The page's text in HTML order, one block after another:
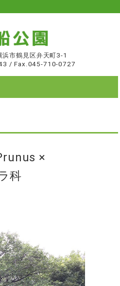
市鶴見区弁天町3-1
/ Fax.045-710-0727
×
科